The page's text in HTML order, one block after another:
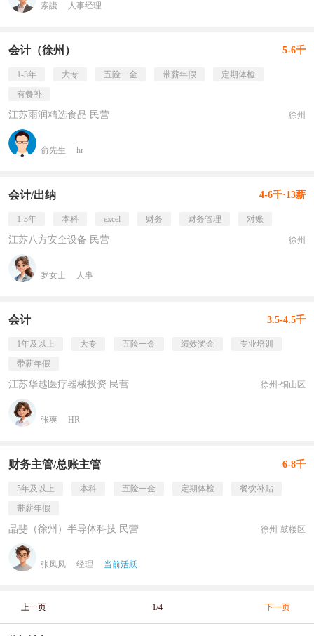
索諓 人事经理
会计（徐州） 5-6千
1-3年 大专 五险一金 带薪年假
定期体检
有餐补
江苏雨润精选食品 民营 徐州
俞先生 hr
会计/出纳 4-6千·13薪
1-3年 本科 excel 财务 财务管理 对账
江苏八方安全设备 民营 徐州
罗女士 人事
会计 3.5-4.5千
1年及以上 大专 五险一金 绩效奖金
专业培训
带薪年假
江苏华越医疗器械投资 民营 徐州·铜山区
张爽 HR
财务主管/总账主管 6-8千
5年及以上 本科 五险一金 定期体检
餐饮补贴
带薪年假
晶斐（徐州）半导体科技 民营 徐州·鼓楼区
张风风 经理 当前活跃
上一页 1/4 下一页